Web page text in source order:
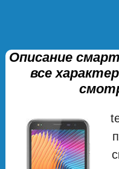
Описание
все